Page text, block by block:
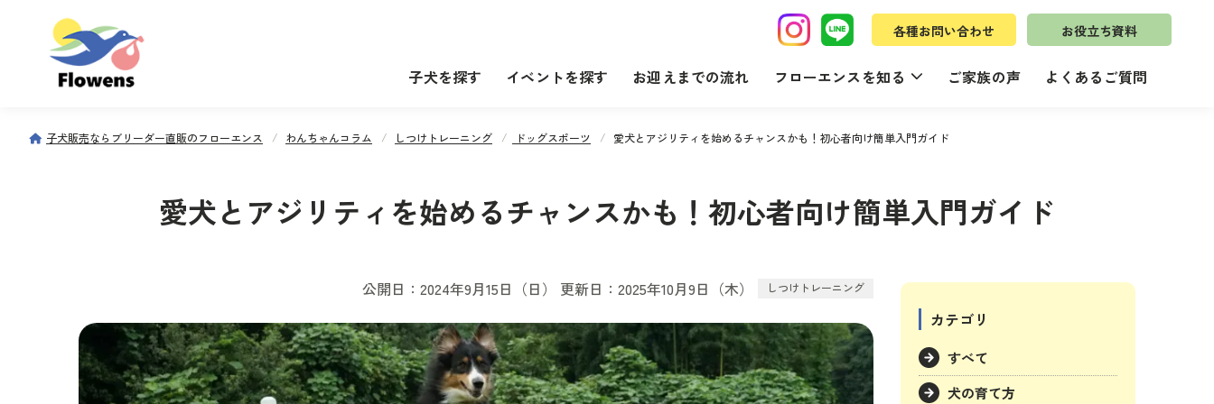
各種お問い合わせ お役立ち資料
子犬を探す イベントを探す お迎えまでの流れ フローエンスを知る ご家族の声 よくあるご質問
子犬販売ならブリーダー直販のフローエンス わんちゃんコラム しつけトレーニング ドッグスポーツ 愛犬とアジリティを始めるチャンスかも！初心者向け簡単入門ガイド
愛犬とアジリティを始めるチャンスかも！初心者向け簡単入門ガイド
公開日：2024年9月15日（日） 更新日：2025年10月9日（木） しつけトレーニング
カテゴリ
すべて
犬の育て方